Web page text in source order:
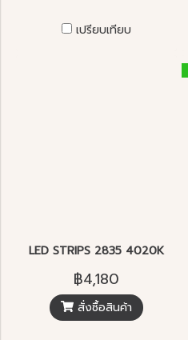
เปรียบเทียบ
LED STRIPS 2835 4020K
฿4,180
สั่งซื้อสินค้า